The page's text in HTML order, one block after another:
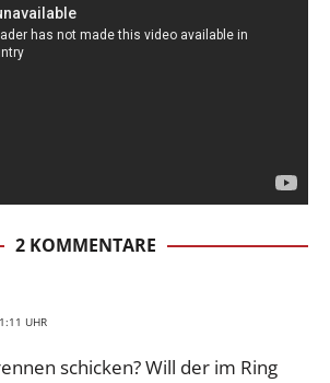
2 KOMMENTARE
UHR
schicken? Will der im Ring